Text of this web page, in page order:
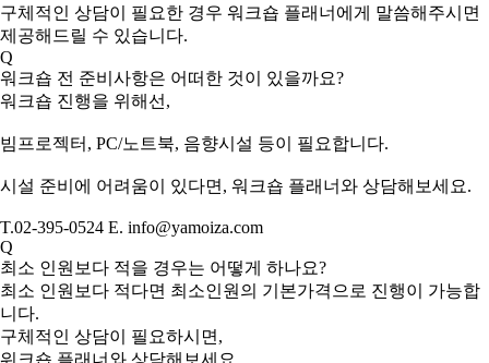
구체적인 상담이 필요한 경우 워크숍 플래너에게 말씀해주시면
제공해드릴 수 있습니다.
Q
워크숍 전 준비사항은 어떠한 것이 있을까요?
워크숍 진행을 위해선,
빔프로젝터, PC/노트북, 음향시설 등이 필요합니다.
시설 준비에 어려움이 있다면, 워크숍 플래너와 상담해보세요.
T.02-395-0524 E. info@yamoiza.com
Q
최소 인원보다 적을 경우는 어떻게 하나요?
최소 인원보다 적다면 최소인원의 기본가격으로 진행이 가능합
니다.
구체적인 상담이 필요하시면,
워크숍 플래너와 상담해보세요.